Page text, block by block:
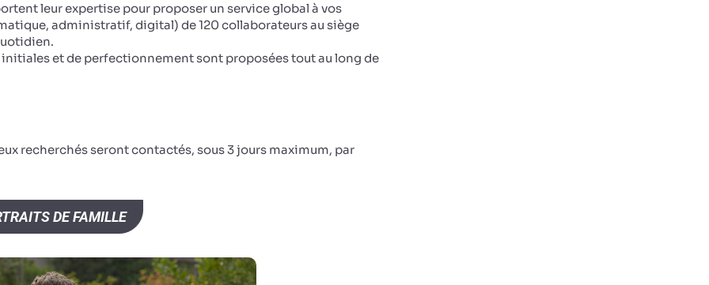
leur expertise pour proposer un service global à vos
administratif, digital) de 120 collaborateurs au siège
et de perfectionnement sont proposées tout au long de
recherchés seront contactés, sous 3 jours maximum, par
DE FAMILLE